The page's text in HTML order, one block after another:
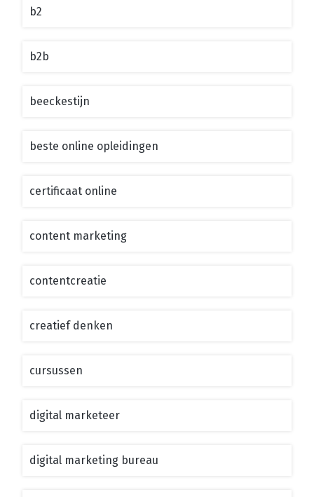
b2
b2b
beeckestijn
beste online opleidingen
certificaat online
content marketing
contentcreatie
creatief denken
cursussen
digital marketeer
digital marketing bureau